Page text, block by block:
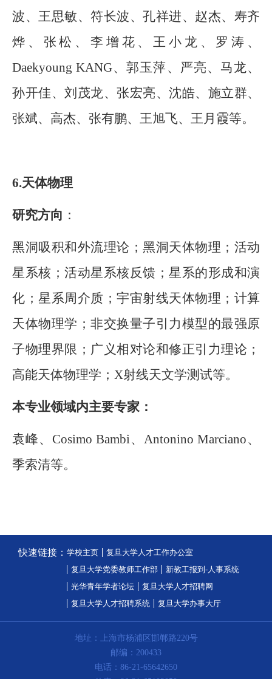
波、王思敏、符长波、孔祥进、赵杰、寿齐
烨、张松、李增花、王小龙、罗涛、
Daekyoung KANG、郭玉萍、严亮、马龙、
孙开佳、刘茂龙、张宏亮、沈皓、施立群、
张斌、高杰、张有鹏、王旭飞、王月霞等。
6.天体物理
研究方向 ：
黑洞吸积和外流理论；黑洞天体物理；活动
星系核；活动星系核反馈；星系的形成和演
化；星系周介质；宇宙射线天体物理；计算
天体物理学；非交换量子引力模型的最强原
子物理界限； 广义相对论和修正引力理论；
高能天体物理学； X射线天文学测试等。
本专业领域内主要专家：
袁峰、 Cosimo Bambi、 Antonino Marciano、
季索清等。
快速链接： 学校主页
复旦大学人才工作办公室
复旦大学党委教师工作部
新教工报到-人事系统
光华青年学者论坛
复旦大学人才招聘网
复旦大学人才招聘系统
复旦大学办事大厅
地址：上海市杨浦区邯郸路220号
邮编：200433
电话：86-21-65642650